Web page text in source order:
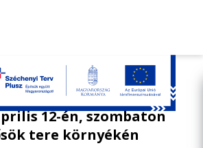
tervezett változások
12-én, szombaton
tere környékén